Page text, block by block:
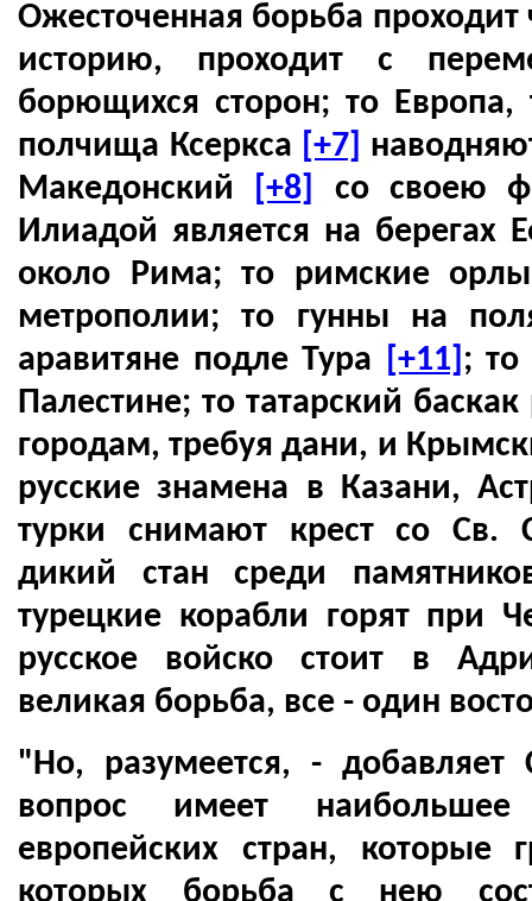
Ожесточенная борьба
историю, проходит с
борющихся сторон; то Европа,
полчища Ксеркса
[+7]
Македонский
[+8]
со своею
Илиадой является на берегах
около Рима; то римские
метрополии; то гунны на
аравитяне подле Тура
[+11] ; то
Палестине; то татарский
городам, требуя дани, и
русские знамена в Казани,
турки снимают крест со Св.
дикий стан среди
турецкие корабли горят при
русское войско стоит в
великая борьба, все - один
"Но, разумеется, - добавляет
вопрос имеет
европейских стран, которые
которых борьба с нею